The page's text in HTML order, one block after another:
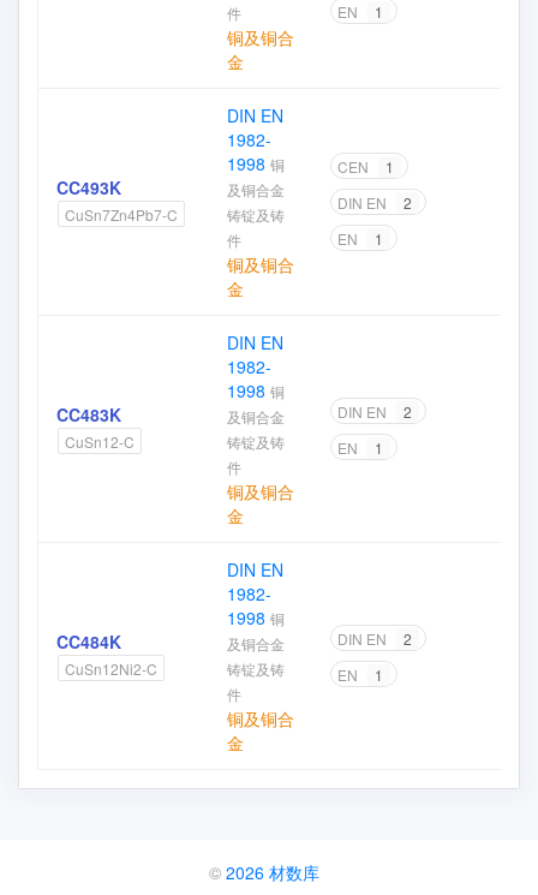
件
铜及铜合
金
EN
1
CC493K
CuSn7Zn4Pb7-C
DIN EN
1982-
1998 铜
及铜合金
铸锭及铸
件
铜及铜合
金
CEN
1
DIN EN
2
EN
1
CC483K
CuSn12-C
DIN EN
1982-
1998 铜
及铜合金
铸锭及铸
件
铜及铜合
金
DIN EN
2
EN
1
CC484K
CuSn12Ni2-C
DIN EN
1982-
1998 铜
及铜合金
铸锭及铸
件
铜及铜合
金
DIN EN
2
EN
1
© 2026 材数库